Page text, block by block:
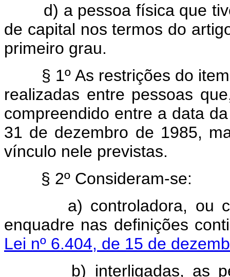
d) a pessoa física que
de capital nos termos do
primeiro grau.
§ 1º As restrições do item
realizadas entre pessoas
compreendido entre a data
31 de dezembro de 1985,
vínculo nele previstas.
§ 2º Consideram-se:
a) controladora, ou
enquadre nas definições
Lei nº 6.404, de 15 de
b) interligadas, as